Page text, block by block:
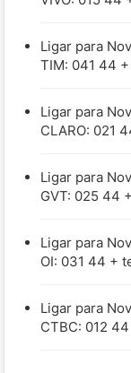
Ligar para
TIM: 041 44
Ligar para
CLARO: 021
Ligar para
GVT: 025 44
Ligar para
OI: 031 44 +
Ligar para
CTBC: 012